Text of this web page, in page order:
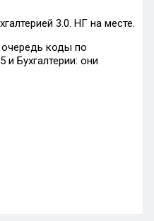
3.0. НГ на месте.
коды по
Бухгалтерии: они